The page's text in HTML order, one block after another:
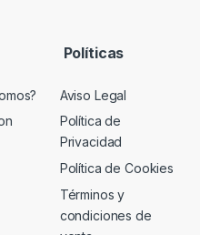
Políticas
Aviso Legal
Política de
Privacidad
Política de Cookies
Términos y
condiciones de